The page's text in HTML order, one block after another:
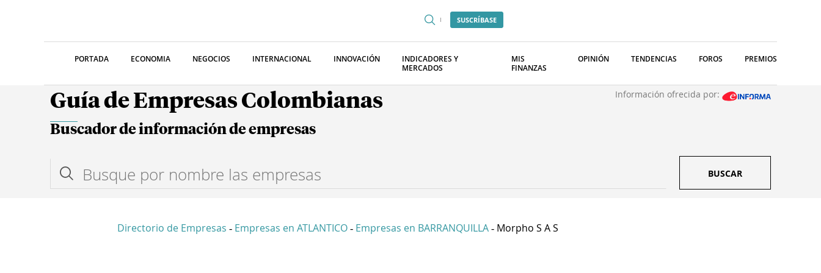
SUSCRÍBASE
PORTADA ECONOMIA NEGOCIOS INTERNACIONAL INNOVACIÓN
INDICADORES Y
MERCADOS
MIS
FINANZAS
OPINIÓN TENDENCIAS FOROS PREMIOS
Guía de Empresas Colombianas Información ofrecida por:
Buscador de información de empresas
BUSCAR
Directorio de Empresas - Empresas en ATLANTICO - Empresas en BARRANQUILLA - Morpho S A S